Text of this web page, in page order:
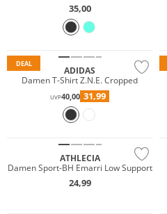
35,00
DEAL
ADIDAS
Damen T-Shirt Z.N.E. Cropped
UVP40,00 31,99
ATHLECIA
Damen Sport-BH Emarri Low Support
24,99